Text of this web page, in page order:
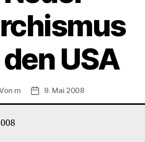
USA
m Veröffentlichungsdatum
9. Mai 2008